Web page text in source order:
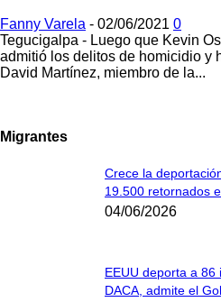
Fanny Varela - 02/06/2021 0
Tegucigalpa - Luego que Kevin
admitió los delitos de homicidio y
David Martínez, miembro de la...
Migrantes
Crece la
19.500 retornados
04/06/2026
EEUU deporta a
DACA, admite el